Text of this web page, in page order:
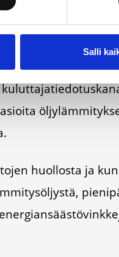
Salli
huol­los­ta ja